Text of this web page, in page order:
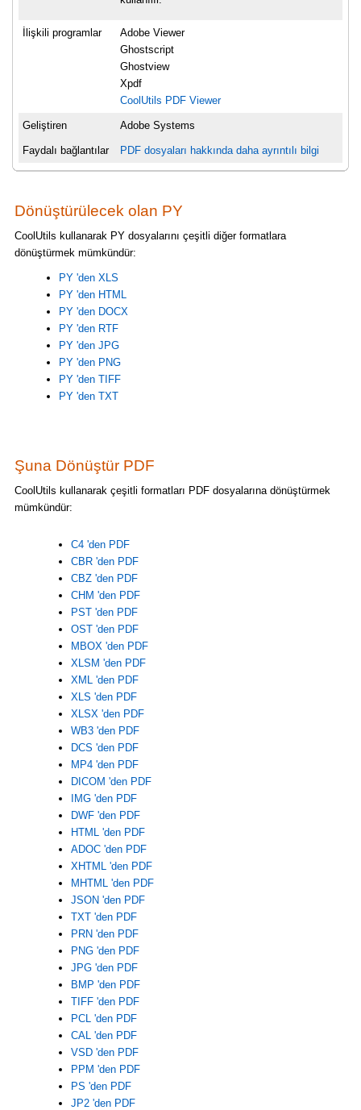
İlişkili programlar
Adobe Viewer
Ghostscript
Ghostview
Xpdf
CoolUtils PDF Viewer
Geliştiren Adobe Systems
Faydalı bağlantılar PDF dosyaları hakkında daha ayrıntılı bilgi
Dönüştürülecek olan PY
CoolUtils kullanarak PY dosyalarını çeşitli diğer formatlara
dönüştürmek mümkündür:
PY 'den XLS
PY 'den HTML
PY 'den DOCX
PY 'den RTF
PY 'den JPG
PY 'den PNG
PY 'den TIFF
PY 'den TXT
Şuna Dönüştür PDF
CoolUtils kullanarak çeşitli formatları PDF dosyalarına dönüştürmek
mümkündür:
C4 'den PDF
CBR 'den PDF
CBZ 'den PDF
CHM 'den PDF
PST 'den PDF
OST 'den PDF
MBOX 'den PDF
XLSM 'den PDF
XML 'den PDF
XLS 'den PDF
XLSX 'den PDF
WB3 'den PDF
DCS 'den PDF
MP4 'den PDF
DICOM 'den PDF
IMG 'den PDF
DWF 'den PDF
HTML 'den PDF
ADOC 'den PDF
XHTML 'den PDF
MHTML 'den PDF
JSON 'den PDF
TXT 'den PDF
PRN 'den PDF
PNG 'den PDF
JPG 'den PDF
BMP 'den PDF
TIFF 'den PDF
PCL 'den PDF
CAL 'den PDF
VSD 'den PDF
PPM 'den PDF
PS 'den PDF
JP2 'den PDF